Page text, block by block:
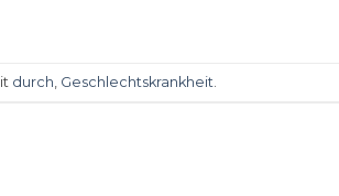
durch Geschlechtskrankheit